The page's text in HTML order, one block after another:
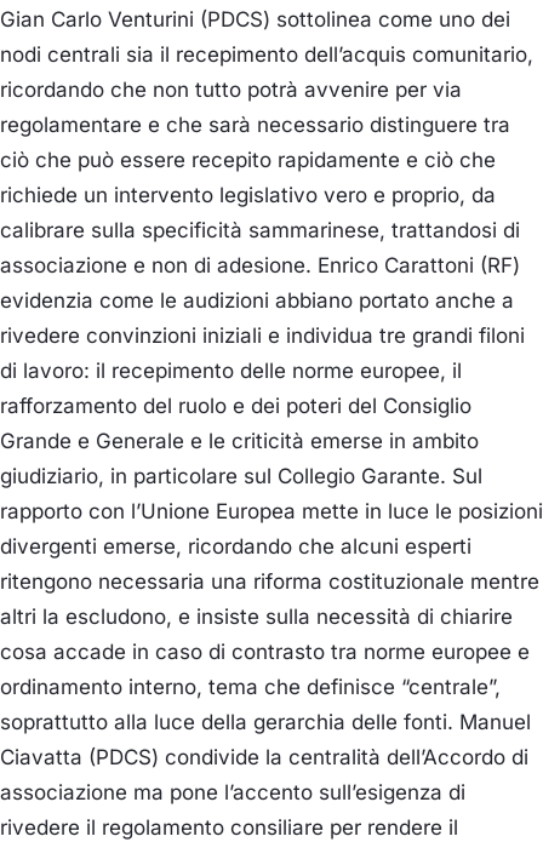
Gian Carlo Venturini (PDCS) sottolinea come uno dei
nodi centrali sia il recepimento dell’acquis comunitario,
ricordando che non tutto potrà avvenire per via
regolamentare e che sarà necessario distinguere tra
ciò che può essere recepito rapidamente e ciò che
richiede un intervento legislativo vero e proprio, da
calibrare sulla specificità sammarinese, trattandosi di
associazione e non di adesione. Enrico Carattoni (RF)
evidenzia come le audizioni abbiano portato anche a
rivedere convinzioni iniziali e individua tre grandi filoni
di lavoro: il recepimento delle norme europee, il
rafforzamento del ruolo e dei poteri del Consiglio
Grande e Generale e le criticità emerse in ambito
giudiziario, in particolare sul Collegio Garante. Sul
rapporto con l’Unione Europea mette in luce le posizioni
divergenti emerse, ricordando che alcuni esperti
ritengono necessaria una riforma costituzionale mentre
altri la escludono, e insiste sulla necessità di chiarire
cosa accade in caso di contrasto tra norme europee e
ordinamento interno, tema che definisce “centrale”,
soprattutto alla luce della gerarchia delle fonti. Manuel
Ciavatta (PDCS) condivide la centralità dell’Accordo di
associazione ma pone l’accento sull’esigenza di
rivedere il regolamento consiliare per rendere il